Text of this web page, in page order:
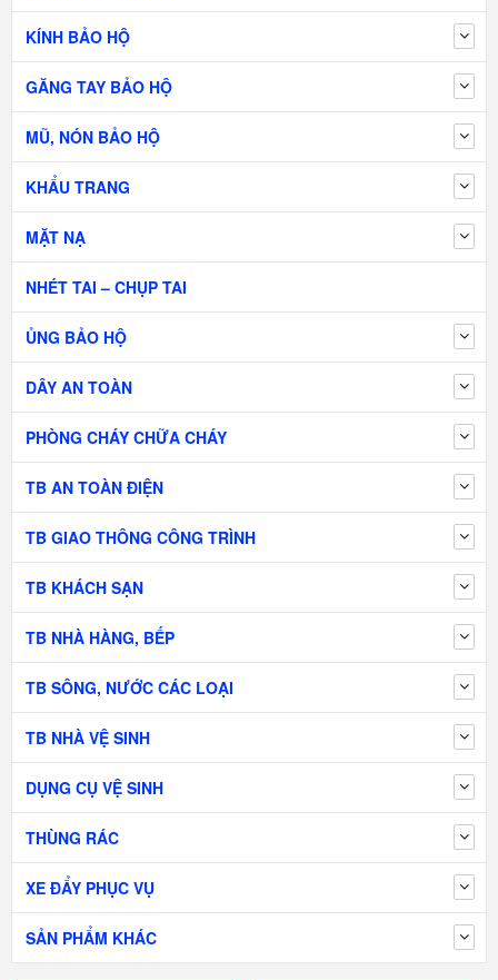
KÍNH BẢO HỘ
GĂNG TAY BẢO HỘ
MŨ, NÓN BẢO HỘ
KHẨU TRANG
MẶT NẠ
NHÉT TAI – CHỤP TAI
ỦNG BẢO HỘ
DÂY AN TOÀN
PHÒNG CHÁY CHỮA CHÁY
TB AN TOÀN ĐIỆN
TB GIAO THÔNG CÔNG TRÌNH
TB KHÁCH SẠN
TB NHÀ HÀNG, BẾP
TB SÔNG, NƯỚC CÁC LOẠI
TB NHÀ VỆ SINH
DỤNG CỤ VỆ SINH
THÙNG RÁC
XE ĐẨY PHỤC VỤ
SẢN PHẨM KHÁC